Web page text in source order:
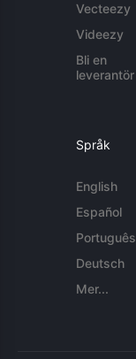
Vecteezy
Videezy
Bli en
leverantör
Språk
English
Español
Português
Deutsch
Mer...